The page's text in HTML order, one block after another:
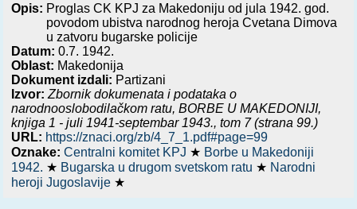
Opis: Proglas CK KPJ za Makedoniju od jula 1942. god.
povodom ubistva narodnog heroja Cvetana Dimova
u zatvoru bugarske policije
Datum:0.7. 1942.
Oblast: Makedonija
Dokument izdali: Partizani
Izvor: Zbornik dokumenata i podataka o
narodnooslobodilačkom ratu,BORBE U MAKEDONIJI,
knjiga 1 - juli 1941-septembar 1943., tom 7 (strana 99.)
URL: https://znaci.org/zb/4_7_1.pdf#page=99
Oznake:Centralni komitet KPJ ★ Borbe u Makedoniji
1942. ★ Bugarska u drugom svetskom ratu ★ Narodni
heroji Jugoslavije ★